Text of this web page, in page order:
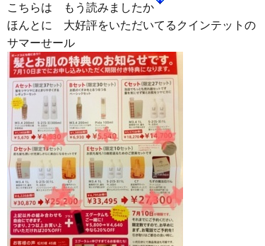
こちらは もう読みましたか
ほんとに 大好評をいただいてるクインテットの
サマーせール